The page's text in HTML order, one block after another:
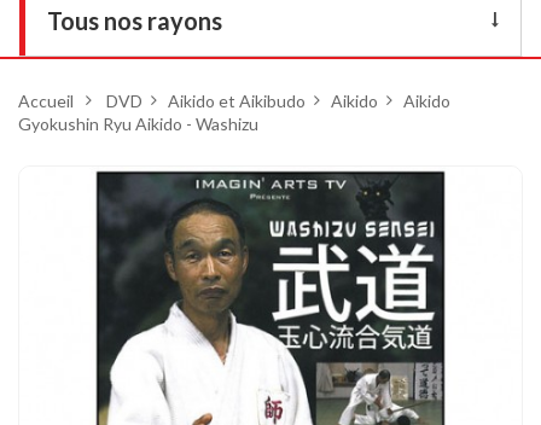
Tous nos rayons
DVD
Armes
Chaussures
Protections
Cible de frappe
Condition physique
Accueil > DVD > Aikido et Aikibudo > Aikido > Aikido
Gyokushin Ryu Aikido - Washizu